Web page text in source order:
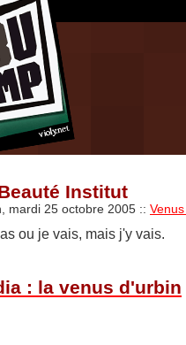
Institut
mardi 25 octobre 2005 ::
ou je vais, mais j'y vais.
: la venus d'urbin